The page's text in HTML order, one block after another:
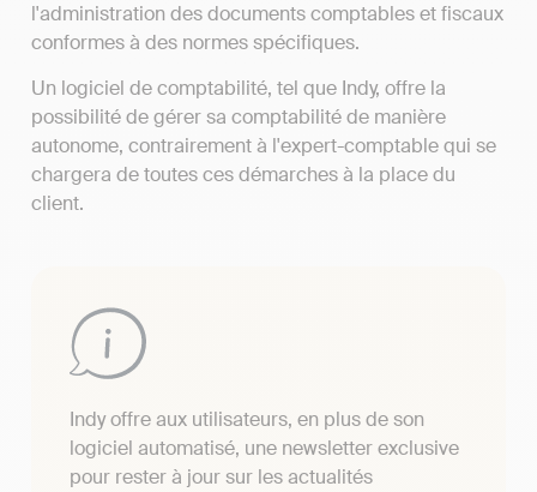
l'administration des documents comptables et fiscaux
conformes à des normes spécifiques.
Un logiciel de comptabilité, tel que Indy, offre la
possibilité de gérer sa comptabilité de manière
autonome, contrairement à l'expert-comptable qui se
chargera de toutes ces démarches à la place du
client.
Indy offre aux utilisateurs, en plus de son
logiciel automatisé, une newsletter exclusive
pour rester à jour sur les actualités